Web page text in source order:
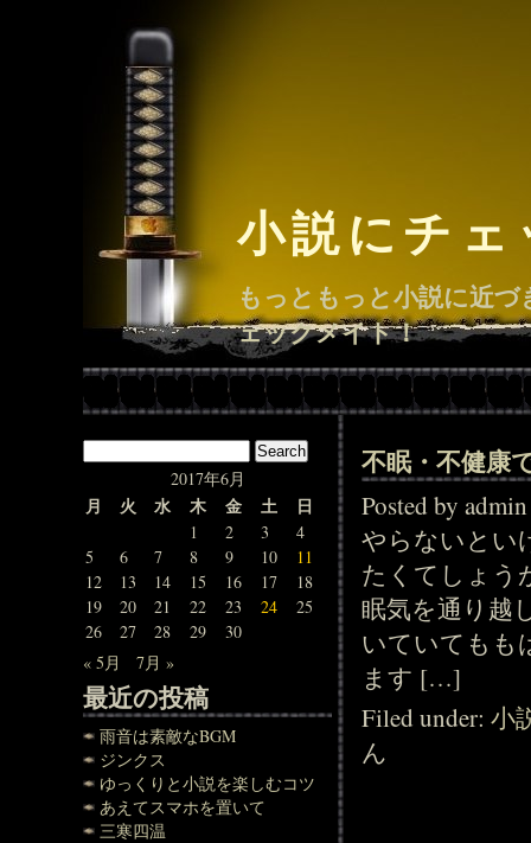
小説にチ
もっともっと小説に近
ェックメイト！
2017年6月
月 火 水 木 金 土 日
1 2 3
4
5
6 7 8 9 10
11
12
13 14 15 16 17
18
19
20 21 22 23 24
25
26
27 28 29
30
« 5月
7月 »
最近の投稿
雨音は素敵なBGM
ジンクス
ゆっくりと小説を楽しむコツ
あえてスマホを置いて
三寒四温
不眠・不健康
Posted by
やらないとい
たくてしょう
眠気を通り越
いていてもも
ます […]
Filed under:小
ん